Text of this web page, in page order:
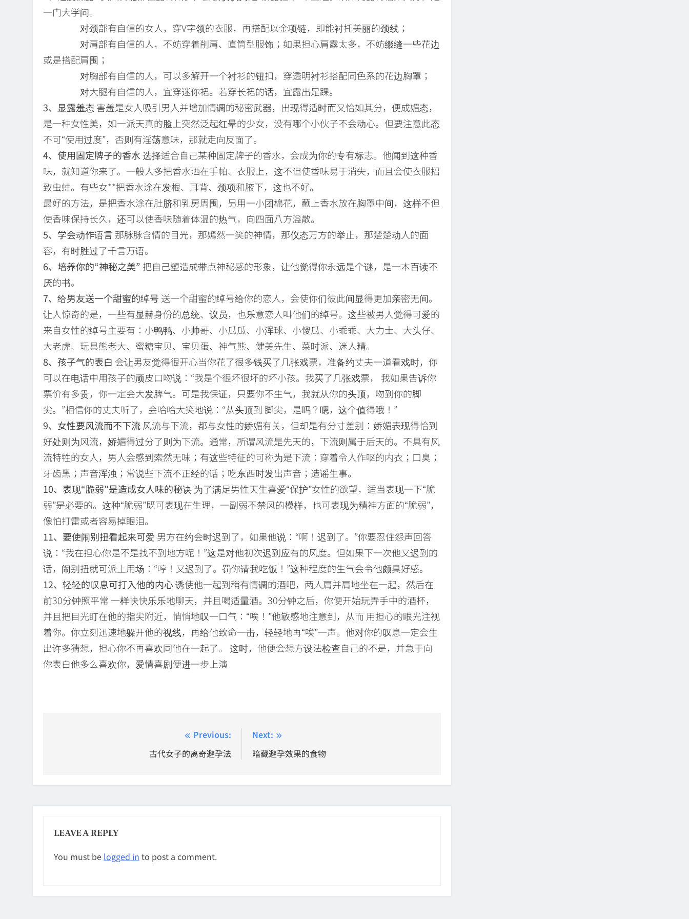
一门大学问。
对颈部有自信的女人，穿V字领的衣服，再搭配以金项链，即能衬托美丽的颈线；
对肩部有自信的人，不妨穿着削肩、直筒型服饰；如果担心肩露太多，不妨缀缝一些花边
或是搭配肩围；
对胸部有自信的人，可以多解开一个衬衫的钮扣，穿透明衬衫搭配同色系的花边胸罩；
对大腿有自信的人，宜穿迷你裙。若穿长裙的话，宜露出足踝。
3、显露羞态 害羞是女人吸引男人并增加情调的秘密武器，出现得适时而又恰如其分，便成媚态，
是一种女性美，如一派天真的脸上突然泛起红晕的少女，没有哪个小伙子不会动心。但要注意此态
不可“使用过度”，否则有淫荡意味，那就走向反面了。
4、使用固定牌子的香水选择适合自己某种固定牌子的香水，会成为你的专有标志。他闻到这种香
味，就知道你来了。一般人多把香水洒在手帕、衣服上，这不但使香味易于消失，而且会使衣服招
致虫蛀。有些女**把香水涂在发根、耳背、颈项和腋下，这也不好。
最好的方法，是把香水涂在肚脐和乳房周围，另用一小团棉花，蘸上香水放在胸罩中间，这样不但
使香味保持长久，还可以使香味随着体温的热气，向四面八方溢散。
5、学会动作语言 那脉脉含情的目光，那嫣然一笑的神情，那仪态万方的举止，那楚楚动人的面
容，有时胜过了千言万语。
6、培养你的“神秘之美” 把自己塑造成带点神秘感的形象，让他觉得你永远是个谜，是一本百读不
厌的书。
7、给男友送一个甜蜜的绰号 送一个甜蜜的绰号给你的恋人，会使你们彼此间显得更加亲密无间。
让人惊奇的是，一些有显赫身份的总统、议员，也乐意恋人叫他们的绰号。这些被男人觉得可爱的
来自女性的绰号主要有：小鸭鸭、小帅哥、小瓜瓜、小浑球、小傻瓜、小乖乖、大力士、大头仔、
大老虎、玩具熊老大、蜜糖宝贝、宝贝蛋、神气熊、健美先生、菜时派、迷人精。
8、孩子气的表白 会让男友觉得很开心当你花了很多钱买了几张戏票，准备约丈夫一道看戏时，你
可以在电话中用孩子的顽皮口吻说：“我是个很坏很坏的坏小孩。我买了几张戏票， 我如果告诉你
票价有多贵，你一定会大发脾气。可是我保证，只要你不生气，我就从你的头顶，吻到你的脚
尖。”相信你的丈夫听了，会哈哈大笑地说：“从头顶到 脚尖，是吗？嗯，这个值得哦！”
9、女性要风流而不下流风流与下流，都与女性的娇媚有关，但却是有分寸差别：娇媚表现得恰到
好处则为风流，娇媚得过分了则为下流。通常，所谓风流是先天的，下流则属于后天的。不具有风
流特牲的女人，男人会感到索然无味；有这些特征的可称为是下流：穿着令人作呕的内衣；口臭；
牙齿黑；声音浑浊；常说些下流不正经的话；吃东西时发出声音；造谣生事。
10、表现“脆弱”是造成女人味的秘诀为了满足男性天生喜爱“保护”女性的欲望，适当表现一下“脆
弱”是必要的。这种“脆弱”既可表现在生理，一副弱不禁风的模样，也可表现为精神方面的“脆弱”，
像怕打雷或者容易掉眼泪。
11、要使闹别扭看起来可爱 男方在约会时迟到了，如果他说：“啊！迟到了。”你要忍住怨声回答
说：“我在担心你是不是找不到地方呢！”这是对他初次迟到应有的风度。但如果下一次他又迟到的
话，闹别扭就可派上用场：“哼！又迟到了。罚你请我吃饭！”这种程度的生气会令他颇具好感。
12、轻轻的叹息可打入他的内心诱使他一起到稍有情调的酒吧，两人肩并肩地坐在一起，然后在
前30分钟照平常 一样快快乐乐地聊天，并且喝适量酒。30分钟之后，你便开始玩弄手中的酒杯，
并且把目光盯在他的指尖附近，悄悄地叹一口气：“唉！”他敏感地注意到，从而 用担心的眼光注视
着你。你立刻迅速地躲开他的视线，再给他致命一击，轻轻地再“唉”一声。他对你的叹息一定会生
出许多猜想，担心你不再喜欢同他在一起了。 这时，他便会想方设法检查自己的不是，并急于向
你表白他多么喜欢你，爱情喜剧便进一步上演
Previous:
古代女子的离奇避孕法
Next:
暗藏避孕效果的食物
LEAVE A REPLY
You must be logged in to post a comment.